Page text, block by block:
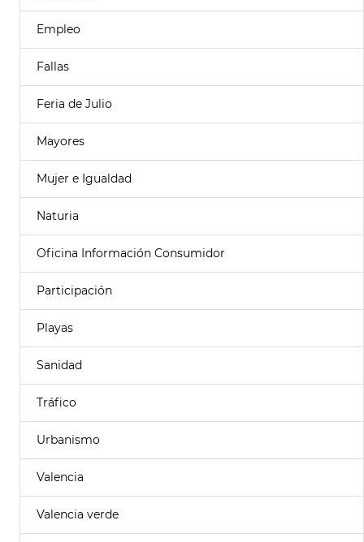
Empleo
Fallas
Feria de Julio
Mayores
Mujer e Igualdad
Naturia
Oficina Información Consumidor
Participación
Playas
Sanidad
Tráfico
Urbanismo
Valencia
Valencia verde